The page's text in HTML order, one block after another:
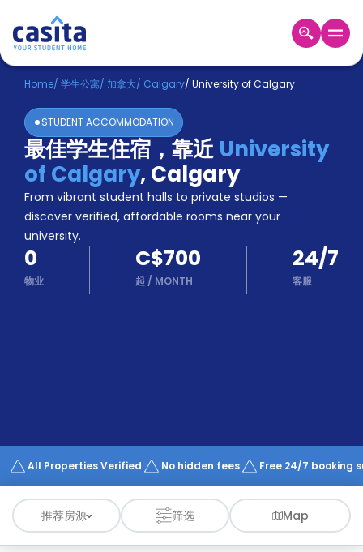
Home ZH CAD
登
入
Booking
Accommodation
About
us
Blog
Refer
And
Earn
Become
Works
Home/ 学生公寓/ 加拿大/ Calgary/ University of Calgary
STUDENT ACCOMMODATION
最佳学生住宿，靠近University
of Calgary,Calgary
From vibrant student halls to private studios —
discover verified, affordable rooms near your
university.
0
物业
C$700
起 / MONTH
24/7
客服
All Properties Verified No hidden fees Free 24/7 booking
推荐房源 筛选 Map